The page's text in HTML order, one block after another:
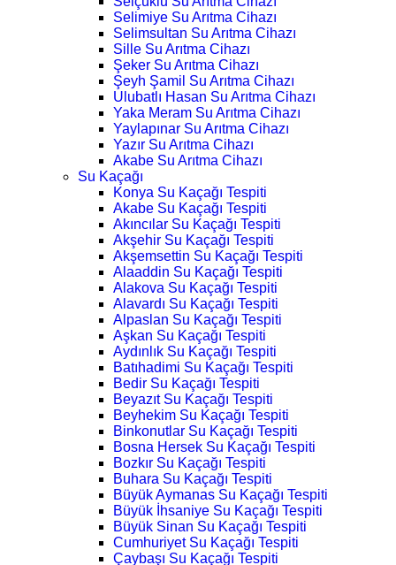
Selimiye Su Arıtma Cihazı
Selimsultan Su Arıtma Cihazı
Sille Su Arıtma Cihazı
Şeker Su Arıtma Cihazı
Şeyh Şamil Su Arıtma Cihazı
Ulubatlı Hasan Su Arıtma Cihazı
Yaka Meram Su Arıtma Cihazı
Yaylapınar Su Arıtma Cihazı
Yazır Su Arıtma Cihazı
Akabe Su Arıtma Cihazı
Su Kaçağı
Konya Su Kaçağı Tespiti
Akabe Su Kaçağı Tespiti
Akıncılar Su Kaçağı Tespiti
Akşehir Su Kaçağı Tespiti
Akşemsettin Su Kaçağı Tespiti
Alaaddin Su Kaçağı Tespiti
Alakova Su Kaçağı Tespiti
Alavardı Su Kaçağı Tespiti
Alpaslan Su Kaçağı Tespiti
Aşkan Su Kaçağı Tespiti
Aydınlık Su Kaçağı Tespiti
Batıhadimi Su Kaçağı Tespiti
Bedir Su Kaçağı Tespiti
Beyazıt Su Kaçağı Tespiti
Beyhekim Su Kaçağı Tespiti
Binkonutlar Su Kaçağı Tespiti
Bosna Hersek Su Kaçağı Tespiti
Bozkır Su Kaçağı Tespiti
Buhara Su Kaçağı Tespiti
Büyük Aymanas Su Kaçağı Tespiti
Büyük İhsaniye Su Kaçağı Tespiti
Büyük Sinan Su Kaçağı Tespiti
Cumhuriyet Su Kaçağı Tespiti
Çaybaşı Su Kaçağı Tespiti